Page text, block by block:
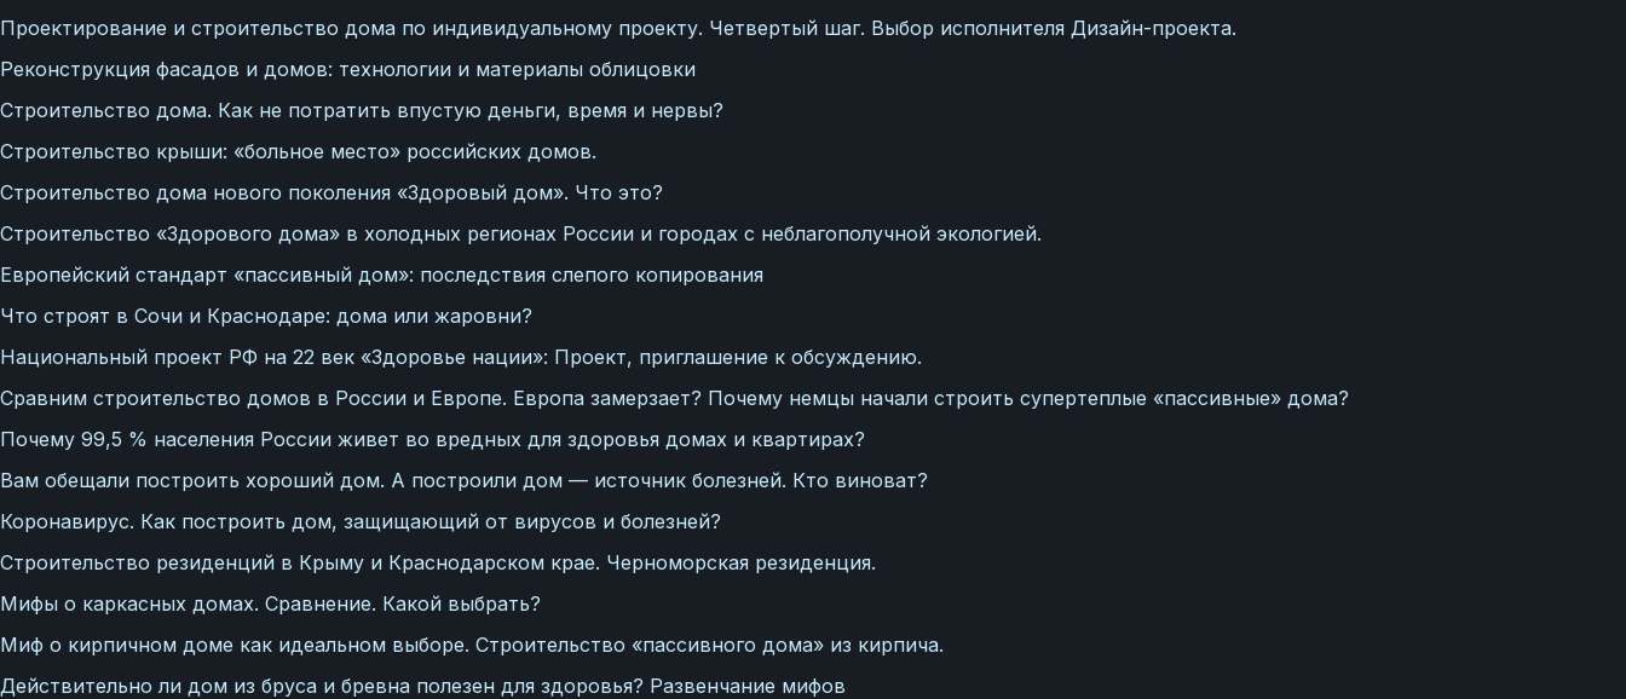
Проектирование и строительство дома по индивидуальному проекту. Четвертый шаг. Выбор исполнителя Дизайн-проекта.
Реконструкция фасадов и домов: технологии и материалы облицовки
Строительство дома. Как не потратить впустую деньги, время и нервы?
Строительство крыши: «больное место» российских домов.
Строительство дома нового поколения «Здоровый дом». Что это?
Строительство «Здорового дома» в холодных регионах России и городах с неблагополучной экологией.
Европейский стандарт «пассивный дом»: последствия слепого копирования
Что строят в Сочи и Краснодаре: дома или жаровни?
Национальный проект РФ на 22 век «Здоровье нации»: Проект, приглашение к обсуждению.
Сравним строительство домов в России и Европе. Европа замерзает? Почему немцы начали строить супертеплые «пассивные» дома?
Почему 99,5 % населения России живет во вредных для здоровья домах и квартирах?
Вам обещали построить хороший дом. А построили дом — источник болезней. Кто виноват?
Коронавирус. Как построить дом, защищающий от вирусов и болезней?
Строительство резиденций в Крыму и Краснодарском крае. Черноморская резиденция.
Мифы о каркасных домах. Сравнение. Какой выбрать?
Миф о кирпичном доме как идеальном выборе. Строительство «пассивного дома» из кирпича.
Действительно ли дом из бруса и бревна полезен для здоровья? Развенчание мифов